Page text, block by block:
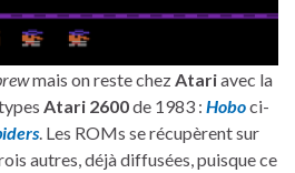
mais on reste chez Atariavec la
Atari 2600de 1983 : Hoboci-
. Les ROMs se récupèrent sur
autres, déjà diffusées, puisque ce